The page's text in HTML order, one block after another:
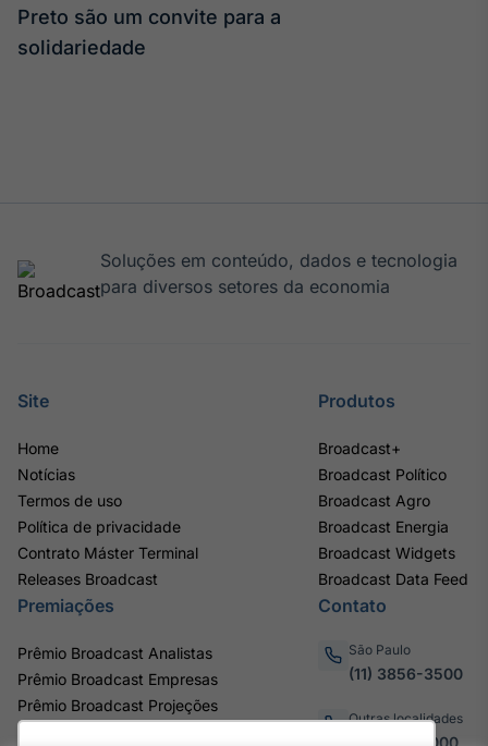
Preto são um convite para a
solidariedade
Soluções em conteúdo, dados e tecnologia
para diversos setores da economia
Site
Home
Notícias
Termos de uso
Política de privacidade
Contrato Máster Terminal
Releases Broadcast
Produtos
Broadcast+
Broadcast Político
Broadcast Agro
Broadcast Energia
Broadcast Widgets
Broadcast Data Feed
Premiações
Prêmio Broadcast Analistas
Prêmio Broadcast Empresas
Prêmio Broadcast Projeções
Contato
São Paulo
(11) 3856-3500
Outras localidades
0800.011.3000